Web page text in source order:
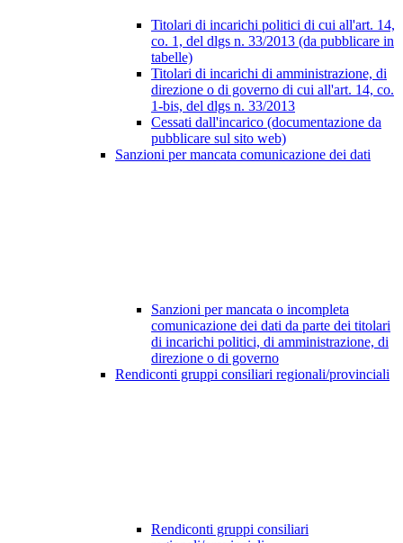
Titolari di incarichi politici di cui all'art. 14,
co. 1, del dlgs n. 33/2013 (da pubblicare in
tabelle)
Titolari di incarichi di amministrazione, di
direzione o di governo di cui all'art. 14, co.
1-bis, del dlgs n. 33/2013
Cessati dall'incarico (documentazione da
pubblicare sul sito web)
Sanzioni per mancata comunicazione dei dati
Sanzioni per mancata o incompleta
comunicazione dei dati da parte dei titolari
di incarichi politici, di amministrazione, di
direzione o di governo
Rendiconti gruppi consiliari regionali/provinciali
Rendiconti gruppi consiliari